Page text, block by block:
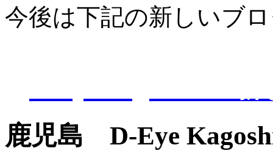
今後は下記の新しいブ
鹿児島 D-Eye